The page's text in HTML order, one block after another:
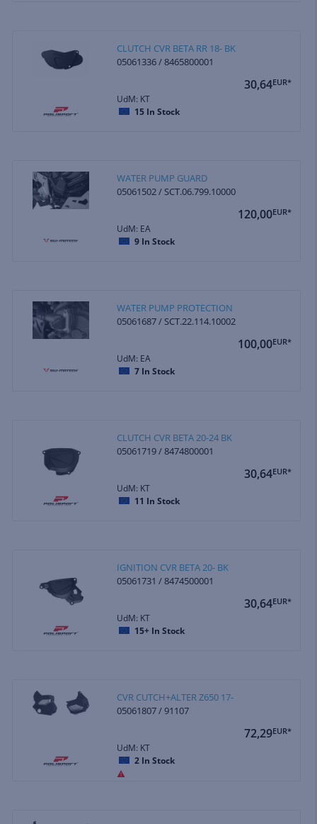
CLUTCH CVR BETA RR 18- BK
05061336 / 8465800001
30,64EUR*
UdM: KT
15 In Stock
WATER PUMP GUARD
05061502 / SCT.06.799.10000
120,00EUR*
UdM: EA
9 In Stock
WATER PUMP PROTECTION
05061687 / SCT.22.114.10002
100,00EUR*
UdM: EA
7 In Stock
CLUTCH CVR BETA 20-24 BK
05061719 / 8474800001
30,64EUR*
UdM: KT
11 In Stock
IGNITION CVR BETA 20- BK
05061731 / 8474500001
30,64EUR*
UdM: KT
15+ In Stock
CVR CUTCH+ALTER Z650 17-
05061807 / 91107
72,29EUR*
UdM: KT
2 In Stock